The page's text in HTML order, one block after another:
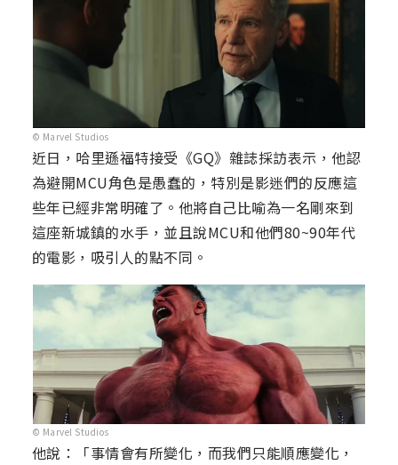
© Marvel Studios
近日，哈里遜福特接受《GQ》雜誌採訪表示，他認
為避開MCU角色是愚蠢的，特別是影迷們的反應這
些年已經非常明確了。他將自己比喻為一名剛來到
這座新城鎮的水手，並且說MCU和他們80~90年代
的電影，吸引人的點不同。
© Marvel Studios
他說：「事情會有所變化，而我們只能順應變化，